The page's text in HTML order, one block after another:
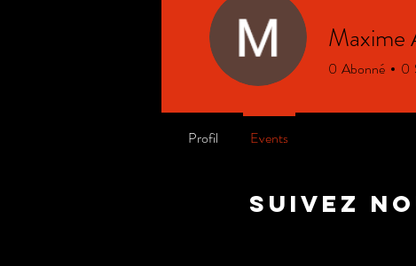
suivez
Maxime
0 Abonné 0
Profil Events